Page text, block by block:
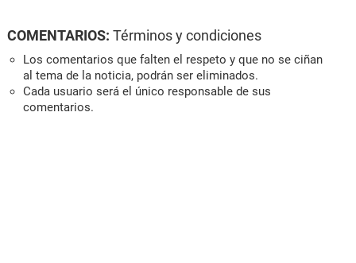
COMENTARIOS: Términos y condiciones
Los comentarios que falten el respeto y que no se ciñan
al tema de la noticia, podrán ser eliminados.
Cada usuario será el único responsable de sus
comentarios.